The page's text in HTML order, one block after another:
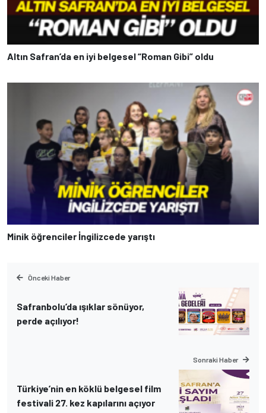
Altın Safran’da en iyi belgesel “Roman Gibi” oldu
Minik öğrenciler İngilizcede yarıştı
Önceki Haber
Safranbolu’da ışıklar sönüyor,
perde açılıyor!
Sonraki Haber
Türkiye’nin en köklü belgesel film
festivali 27. kez kapılarını açıyor